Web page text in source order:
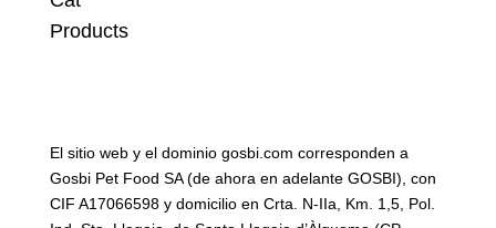
Products
El sitio web y el dominio gosbi.com corresponden a
Gosbi Pet Food SA (de ahora en adelante GOSBI), con
CIF A17066598 y domicilio en Crta. N-IIa, Km. 1,5, Pol.